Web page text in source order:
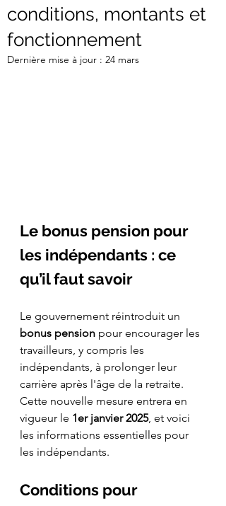
conditions, montants et
fonctionnement
Dernière mise à jour : 24 mars
Le bonus pension pour
les indépendants : ce
qu’il faut savoir
Le gouvernement réintroduit un
bonus pension pour encourager les
travailleurs, y compris les
indépendants, à prolonger leur
carrière après l'âge de la retraite.
Cette nouvelle mesure entrera en
vigueur le 1er janvier 2025, et voici
les informations essentielles pour
les indépendants.
Conditions pour